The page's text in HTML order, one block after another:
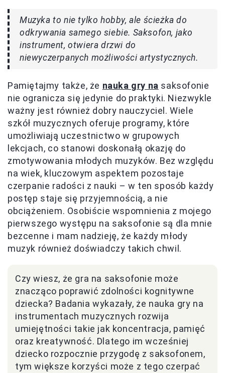
Muzyka to nie tylko hobby, ale ścieżka do
odkrywania samego siebie. Saksofon, jako
instrument, otwiera drzwi do
niewyczerpanych możliwości artystycznych.
Pamiętajmy także, że nauka gry na saksofonie
nie ogranicza się jedynie do praktyki. Niezwykle
ważny jest również dobry nauczyciel. Wiele
szkół muzycznych oferuje programy, które
umożliwiają uczestnictwo w grupowych
lekcjach, co stanowi doskonałą okazję do
zmotywowania młodych muzyków. Bez względu
na wiek, kluczowym aspektem pozostaje
czerpanie radości z nauki – w ten sposób każdy
postęp staje się przyjemnością, a nie
obciążeniem. Osobiście wspomnienia z mojego
pierwszego występu na saksofonie są dla mnie
bezcenne i mam nadzieję, że każdy młody
muzyk również doświadczy takich chwil.
Czy wiesz, że gra na saksofonie może
znacząco poprawić zdolności kognitywne
dziecka? Badania wykazały, że nauka gry na
instrumentach muzycznych rozwija
umiejętności takie jak koncentracja, pamięć
oraz kreatywność. Dlatego im wcześniej
dziecko rozpocznie przygodę z saksofonem,
tym większe korzyści może z tego czerpać